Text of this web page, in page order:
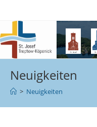
Neuigkeiten
> Neuigkeiten